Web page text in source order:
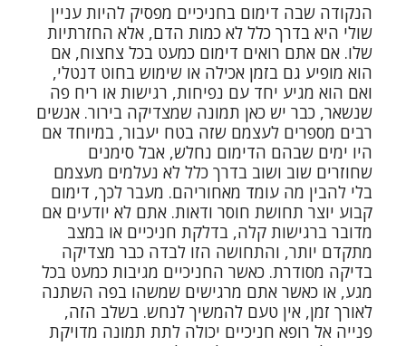
הנקודה שבה דימום בחניכיים מפסיק להיות עניין
שולי היא בדרך כלל לא כמות הדם, אלא החזרתיות
שלו. אם אתם רואים דימום כמעט בכל צחצוח, אם
הוא מופיע גם בזמן אכילה או שימוש בחוט דנטלי,
ואם הוא מגיע יחד עם נפיחות, רגישות או ריח פה
שנשאר, כבר יש כאן תמונה שמצדיקה בירור. אנשים
רבים מספרים לעצמם שזה בטח יעבור, במיוחד אם
היו ימים שבהם הדימום נחלש, אבל סימנים
שחוזרים שוב ושוב בדרך כלל לא נעלמים מעצמם
בלי להבין מה עומד מאחוריהם. מעבר לכך, דימום
קבוע יוצר תחושת חוסר ודאות. אתם לא יודעים אם
מדובר ברגישות קלה, בדלקת חניכיים או במצב
מתקדם יותר, והתחושה הזו לבדה כבר מצדיקה
בדיקה מסודרת. כאשר החניכיים מגיבות כמעט בכל
מגע, או כאשר אתם מרגישים שמשהו בפה השתנה
לאורך זמן, אין טעם להמשיך לנחש. בשלב הזה,
פנייה אל רופא חניכיים יכולה לתת תמונה מדויקת